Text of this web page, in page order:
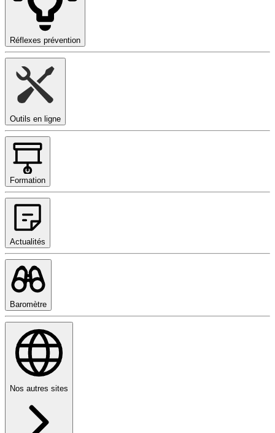
Réflexes prévention
Outils en ligne
Formation
Actualités
Baromètre
Nos autres sites